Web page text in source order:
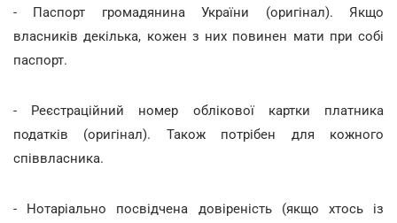
- Паспорт громадянина України (оригінал). Якщо
власників декілька, кожен з них повинен мати при собі
паспорт.
- Реєстраційний номер облікової картки платника
податків (оригінал). Також потрібен для кожного
співвласника.
- Нотаріально посвідчена довіреність (якщо хтось із